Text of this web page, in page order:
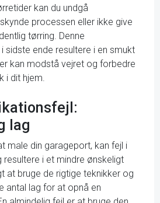
kan du undgå
processen eller ikke give
tørring. Denne
sidste ende resultere i en smukt
kan modstå vejret og forbedre
i dit hjem.
lag
male din garageport, kan fejl i
resultere i et mindre ønskeligt
at bruge de rigtige teknikker og
antal lag for at opnå en